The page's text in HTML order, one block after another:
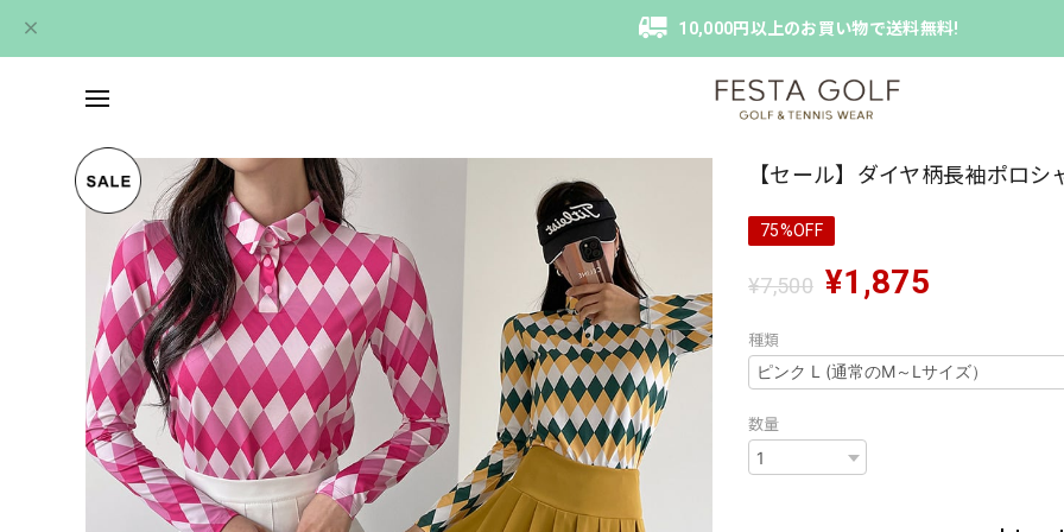
10,000円以上のお買い物で送料無料!
【セール】ダイヤ柄長袖ポロシ
75%OFF
¥7,500 ¥1,875
種類
数量